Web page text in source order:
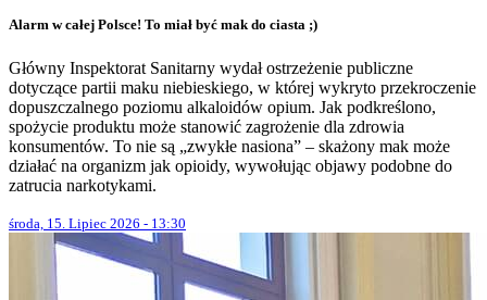
Alarm w całej Polsce! To miał być mak do ciasta ;)
Główny Inspektorat Sanitarny wydał ostrzeżenie publiczne
dotyczące partii maku niebieskiego, w której wykryto przekroczenie
dopuszczalnego poziomu alkaloidów opium. Jak podkreślono,
spożycie produktu może stanowić zagrożenie dla zdrowia
konsumentów. To nie są „zwykłe nasiona” – skażony mak może
działać na organizm jak opioidy, wywołując objawy podobne do
zatrucia narkotykami.
środa, 15. Lipiec 2026 - 13:30